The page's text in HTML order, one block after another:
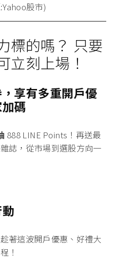
股市)
標的嗎？ 只要
立刻上場！
享有多重開戶優
碼
888 LINE Points！ 再送最
誌 ，從市場到選股方向一
趁著這波開戶優惠、好禮大
！